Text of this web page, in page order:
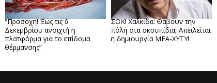
“Προσοχή! Έως τις 6
Δεκεμβρίου ανοιχτή η
πλατφόρμα για το επίδομα
θέρμανσης”
ΣΟΚ! Χαλκίδα: Θάβουν την
πόλη στα σκουπίδια; Απειλείται
η δημιουργία ΜΕΑ-ΧΥΤΥ!